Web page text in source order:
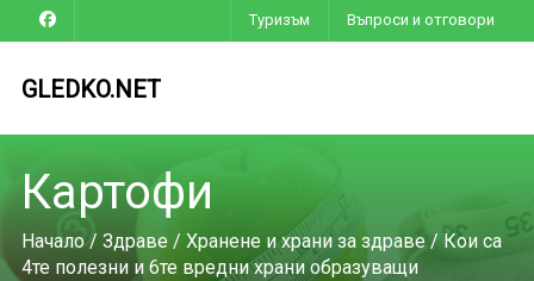
Туризъм Въпроси и отговори
GLEDKO.NET
Картофи
Начало/ Здраве/ Хранене и храни за здраве/ Кои са
4те полезни и 6те вредни храни образуващи